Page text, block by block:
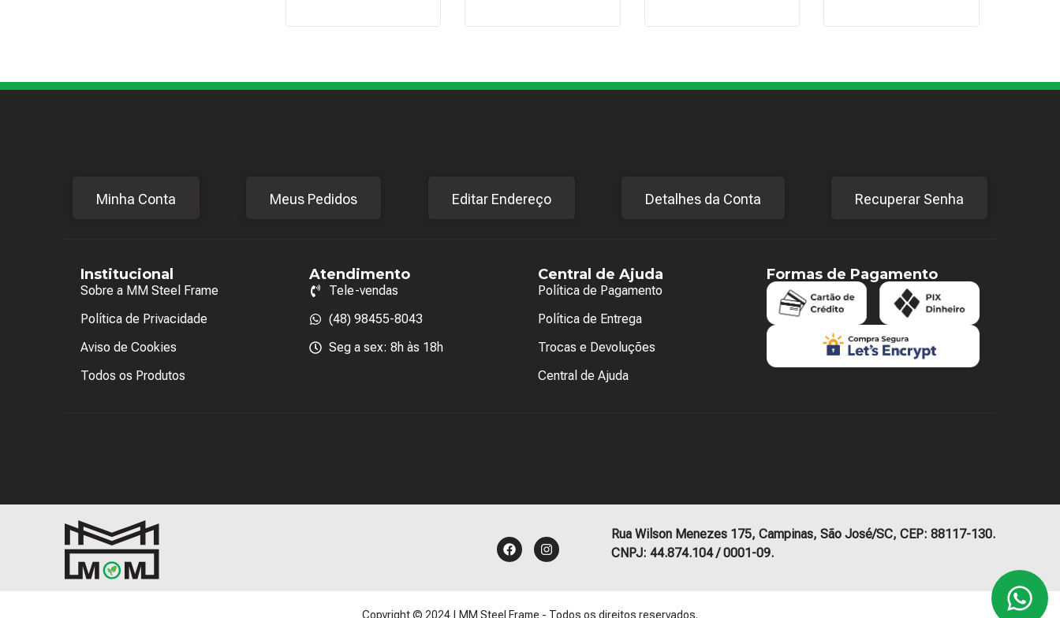
Minha Conta Meus Pedidos Editar Endereço Detalhes da Conta Recuperar Senha
Institucional
Sobre a MM Steel Frame
Política de Privacidade
Aviso de Cookies
Todos os Produtos
Atendimento
Tele-vendas
(48) 98455-8043
Seg a sex: 8h às 18h
Central de Ajuda
Política de Pagamento
Política de Entrega
Trocas e Devoluções
Central de Ajuda
Formas de Pagamento
Rua Wilson Menezes 175, Campinas, São José/SC, CEP: 88117-130.
CNPJ: 44.874.104 / 0001-09.
Copyright © 2024 | MM Steel Frame - Todos os direitos reservados.